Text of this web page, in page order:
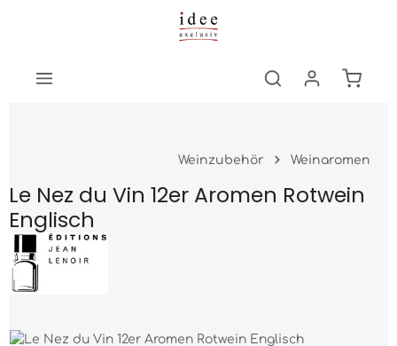
Zum Hauptinhalt springen
Weinzubehör Weinaromen
Le Nez du Vin 12er Aromen Rotwein
Englisch
Bildergalerie überspringen